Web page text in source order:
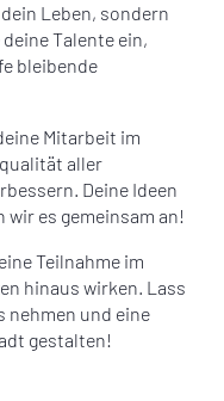
Leben, sondern
Talente ein,
bleibende
Mitarbeit im
aller
Deine Ideen
wir es gemeinsam an!
Teilnahme im
hinaus wirken. Lass
nehmen und eine
gestalten!